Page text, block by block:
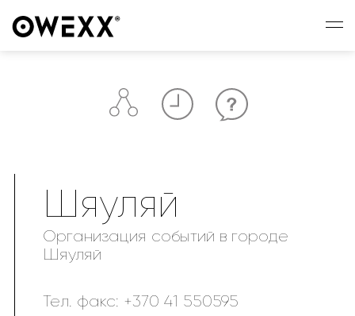
Шяуляй
Организация событий в городе
Шяуляй
Тел. факс: +370 41 550595